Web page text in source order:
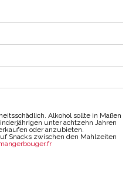
Alkohol sollte in Maßen
unter achtzehn Jahren
oder anzubieten.
Snacks zwischen den Mahlzeiten